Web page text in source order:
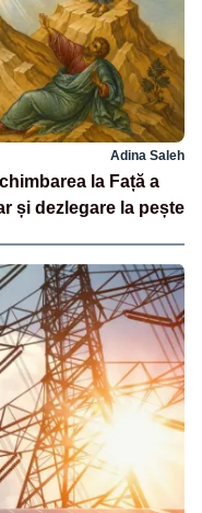
Adina Saleh
la Față a
și dezlegare la pește